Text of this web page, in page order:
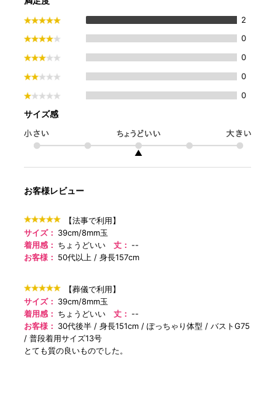
2
0
0
0
0
サイズ感
▲
お客様レビュー
【法事で利用】
サイズ： 39cm/8mm玉
着用感： ちょうどいい 丈： --
お客様： 50代以上 身長157cm
【葬儀で利用】
サイズ： 39cm/8mm玉
着用感： ちょうどいい 丈： --
お客様： 30代後半 身長151cm ぽっちゃり体型
バストG75
普段着用サイズ13号
とても質の良いものでした。